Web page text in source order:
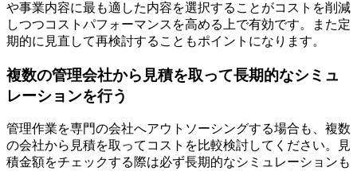
や事業内容に最も適した内容を選択すること がコストを削減
しつつコストパフォーマンスを高める上で有効です。また定
期的に見直して再検討することもポイントになります。
複数の管理会社から見積を取って長期的なシミュ
レーションを行う
管理作業を専門の会社へアウトソーシングする場合も、複数
の会社から見積を取ってコストを比較検討してください。見
積金額をチェックする際は必ず長期的なシミュレーションも